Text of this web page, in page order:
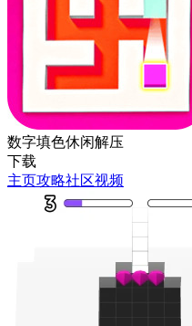
数字填色休闲解压
下载
主页攻略社区视频